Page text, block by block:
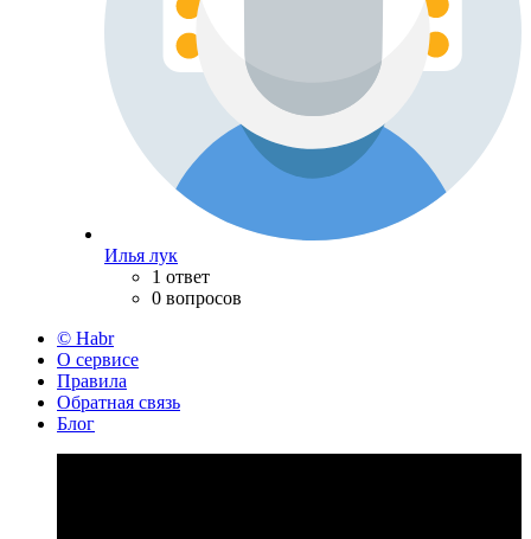
Илья лук
1 ответ
0 вопросов
© Habr
О сервисе
Правила
Обратная связь
Блог